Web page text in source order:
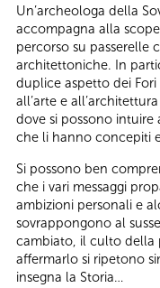
Un’archeologa della
accompagna alla
percorso su passerelle
architettoniche. In
duplice aspetto dei
all’arte e
dove si possono
che li hanno concepiti
Si possono ben
che i vari messaggi
ambizioni personali e
sovrappongono al
cambiato, il culto della
affermarlo si ripetono
insegna la Storia…